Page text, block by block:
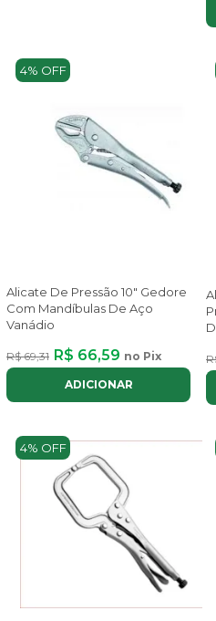
4% OFF
Alicate De Pressão 10" Gedore
Com Mandíbulas De Aço
Vanádio
R$ 69,31 R$ 66,59 no Pix
ADICIONAR
4% OFF